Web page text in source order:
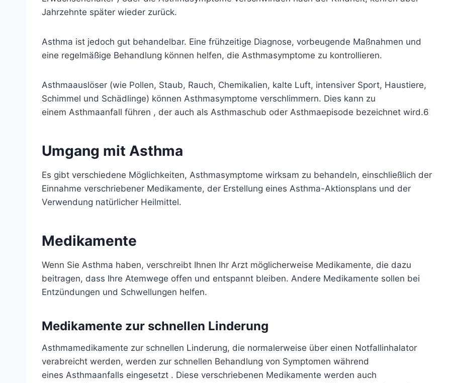
Jahrzehnte später wieder zurück.
Asthma ist jedoch gut behandelbar. Eine frühzeitige Diagnose, vorbeugende Maßnahmen und
eine regelmäßige Behandlung können helfen, die Asthmasymptome zu kontrollieren.
Asthmaauslöser (wie Pollen, Staub, Rauch, Chemikalien, kalte Luft, intensiver Sport, Haustiere,
Schimmel und Schädlinge) können Asthmasymptome verschlimmern. Dies kann zu
einem Asthmaanfall führen , der auch als Asthmaschub oder Asthmaepisode bezeichnet wird.6
Umgang mit Asthma
Es gibt verschiedene Möglichkeiten, Asthmasymptome wirksam zu behandeln, einschließlich der
Einnahme verschriebener Medikamente, der Erstellung eines Asthma-Aktionsplans und der
Verwendung natürlicher Heilmittel.
Medikamente
Wenn Sie Asthma haben, verschreibt Ihnen Ihr Arzt möglicherweise Medikamente, die dazu
beitragen, dass Ihre Atemwege offen und entspannt bleiben. Andere Medikamente sollen bei
Entzündungen und Schwellungen helfen.
Medikamente zur schnellen Linderung
Asthmamedikamente zur schnellen Linderung, die normalerweise über einen Notfallinhalator
verabreicht werden, werden zur schnellen Behandlung von Symptomen während
eines Asthmaanfalls eingesetzt . Diese verschriebenen Medikamente werden auch